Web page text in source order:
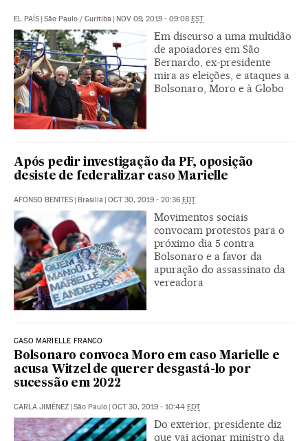
EL PAÍS | São Paulo / Curitiba | NOV 09, 2019 - 09:08 EST
Em discurso a uma multidão
de apoiadores em São
Bernardo, ex-presidente
mira as eleições, e ataques a
Bolsonaro, Moro e à Globo
Após pedir investigação da PF, oposição
desiste de federalizar caso Marielle
AFONSO BENITES | Brasília | OCT 30, 2019 - 20:36 EDT
Movimentos sociais
convocam protestos para o
próximo dia 5 contra
Bolsonaro e a favor da
apuração do assassinato da
vereadora
CASO MARIELLE FRANCO
Bolsonaro convoca Moro em caso Marielle e
acusa Witzel de querer desgastá-lo por
sucessão em 2022
CARLA JIMÉNEZ | São Paulo | OCT 30, 2019 - 10:44 EDT
Do exterior, presidente diz
que vai acionar ministro da